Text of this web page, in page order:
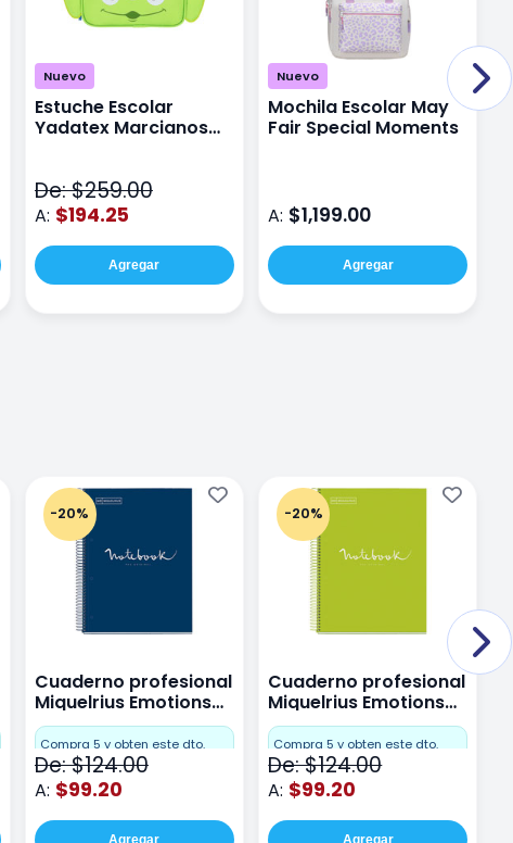
Nuevo
Estuche Escolar
Yadatex Marcianos
De: $259.00
A: $194.25
Agregar
Nuevo
Mochila Escolar May
Fair Special Moments
A: $1,199.00
Agregar
-20%
Cuaderno profesional
Miquelrius Emotions
Dots 80 hojas
Compra 5 y obten este dto.
De: $124.00
A: $99.20
Agregar
-20%
Cuaderno profesional
Miquelrius Emotions
Dots 80 hojas Lima
Compra 5 y obten este dto.
De: $124.00
A: $99.20
Agregar